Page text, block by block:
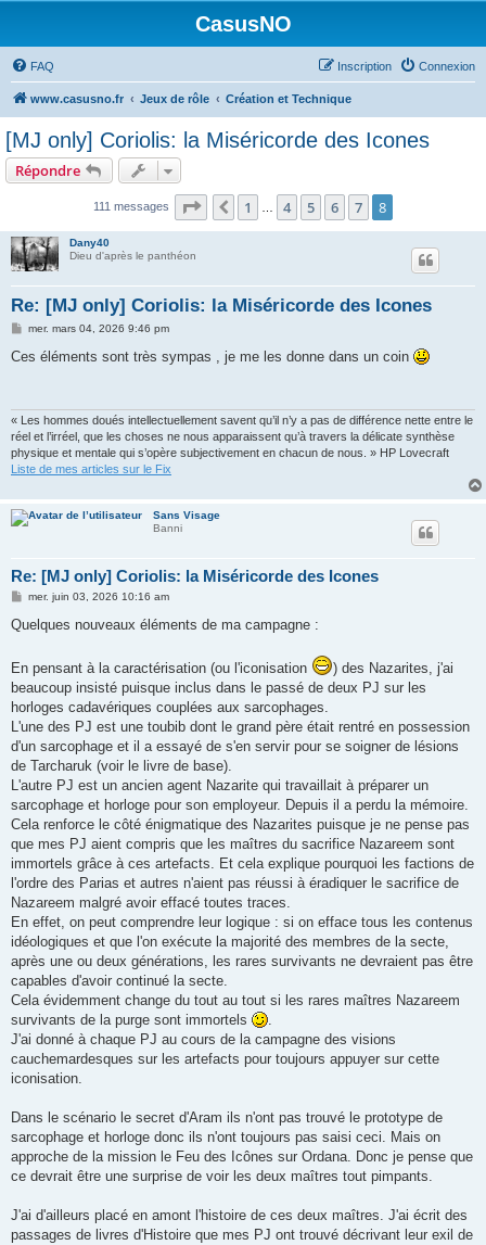
CasusNO
FAQ Connexion
Inscription
www.casusno.fr Jeux de rôle Création et Technique
[MJ only] Coriolis: la Miséricorde des Icones
Répondre
111 messages Page sur
Précédent
1 4 5 6 7 8
Dany40
Dieu d'après le panthéon
Re: [MJ only] Coriolis: la Miséricorde des Icones
M
s
mer. mars 04, 2026 9:46 pm
Ces éléments sont très sympas , je me les donne dans un coin
« Les hommes doués intellectuellement savent qu’il n’y a pas de différence nette entre le
réel et l’irréel, que les choses ne nous apparaissent qu’à travers la délicate synthèse
physique et mentale qui s’opère subjectivement en chacun de nous. » HP Lovecraft
Liste de mes articles sur le Fix
Sans Visage
Banni
Re: [MJ only] Coriolis: la Miséricorde des Icones
M
s
e
mer. juin 03, 2026 10:16 am
Quelques nouveaux éléments de ma campagne :
En pensant à la caractérisation (ou l'iconisation
) des Nazarites, j'ai
beaucoup insisté puisque inclus dans le passé de deux PJ sur les
horloges cadavériques couplées aux sarcophages.
L'une des PJ est une toubib dont le grand père était rentré en possession
d'un sarcophage et il a essayé de s'en servir pour se soigner de lésions
de Tarcharuk (voir le livre de base).
L'autre PJ est un ancien agent Nazarite qui travaillait à préparer un
sarcophage et horloge pour son employeur. Depuis il a perdu la mémoire.
Cela renforce le côté énigmatique des Nazarites puisque je ne pense pas
que mes PJ aient compris que les maîtres du sacrifice Nazareem sont
immortels grâce à ces artefacts. Et cela explique pourquoi les factions de
l'ordre des Parias et autres n'aient pas réussi à éradiquer le sacrifice de
Nazareem malgré avoir effacé toutes traces.
En effet, on peut comprendre leur logique : si on efface tous les contenus
idéologiques et que l'on exécute la majorité des membres de la secte,
après une ou deux générations, les rares survivants ne devraient pas être
capables d'avoir continué la secte.
Cela évidemment change du tout au tout si les rares maîtres Nazareem
survivants de la purge sont immortels
.
J'ai donné à chaque PJ au cours de la campagne des visions
cauchemardesques sur les artefacts pour toujours appuyer sur cette
iconisation.
Dans le scénario le secret d'Aram ils n'ont pas trouvé le prototype de
sarcophage et horloge donc ils n'ont toujours pas saisi ceci. Mais on
approche de la mission le Feu des Icônes sur Ordana. Donc je pense que
ce devrait être une surprise de voir les deux maîtres tout pimpants.
J'ai d'ailleurs placé en amont l'histoire de ces deux maîtres. J'ai écrit des
passages de livres d'Histoire que mes PJ ont trouvé décrivant leur exil de